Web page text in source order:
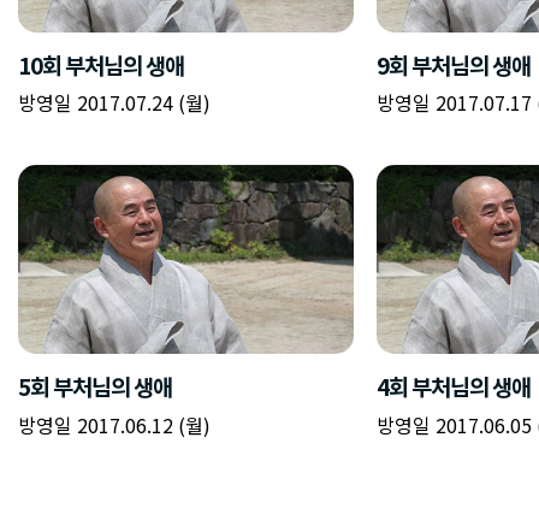
10회 부처님의 생애
방영일 2017.07.24 (월)
9회 부처님의 생애
방영일 2017.07.17
5회 부처님의 생애
방영일 2017.06.12 (월)
4회 부처님의 생애
방영일 2017.06.05